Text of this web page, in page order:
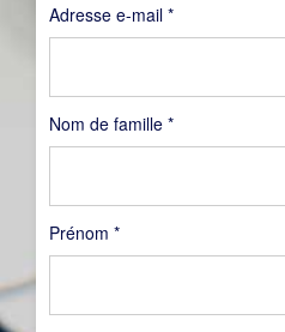
Nom de famille *
Prénom *
Adresse e-mail *Obligatoire